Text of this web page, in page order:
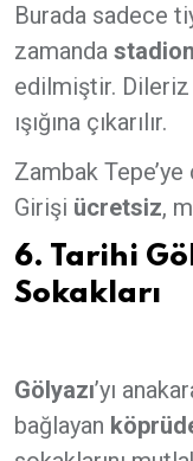
Burada sadece
zamanda stadion
edilmiştir. Dileriz
ışığına çıkarılır.
Zambak
Girişi ücretsiz,
6. Tarihi
Sokakları
Gölyazı’yı
bağlayan